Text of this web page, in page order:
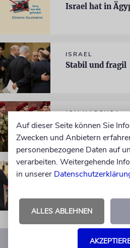
Israel hat in
ISRAEL
Stabil und fragil
JOM HASCHOA
»Wiedergeburt
NAHOST
3 4
Auf dieser Seite können Sie
Zwecken und Anbietern
personenbezogene Daten auf
verarbeiten. Weitergehende
in unserer
ALLES ABLEHNEN